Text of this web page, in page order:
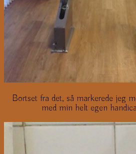
Bortset fra det, så markerede jeg
med min helt egen